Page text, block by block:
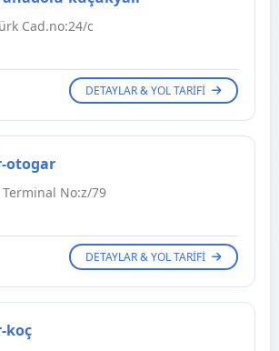
Cad.no:24/c
DETAYLAR & YOL TARIFI
otogar
Terminal No:z/79
DETAYLAR & YOL TARIFI
koç